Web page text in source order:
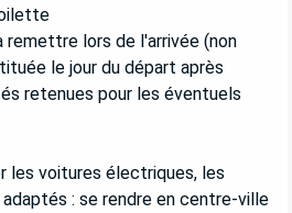
remettre lors de l'arrivée (non
le jour du départ après
retenues pour les éventuels
les voitures électriques, les
: se rendre en centre-ville